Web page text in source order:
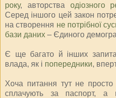
року, авторства одіозного
Серед іншого цей закон
на створення не потрібної
бази даних – Єдиного
Є ще багато й інших
влада, як і попередники,
Хоча питання тут не просто
сплачують за паспорт,